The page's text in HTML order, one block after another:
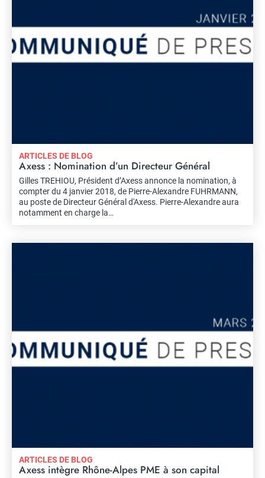
ARTICLES DE BLOG
Axess : Nomination d’un Directeur Général
Gilles TREHIOU, Président d’Axess annonce la nomination, à
compter du 4 janvier 2018, de Pierre-Alexandre FUHRMANN,
au poste de Directeur Général d'Axess. Pierre-Alexandre aura
notamment en charge la…
ARTICLES DE BLOG
Axess intègre Rhône-Alpes PME à son capital